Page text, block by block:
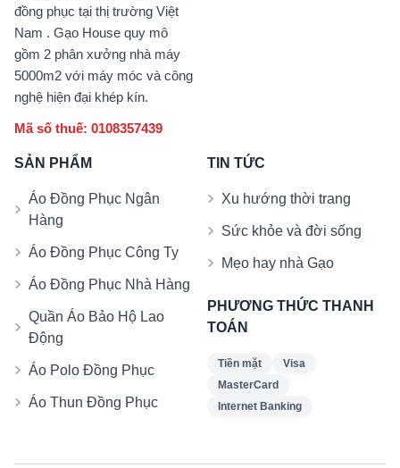
đồng phục tại thị trường Việt
Nam . Gạo House quy mô
gồm 2 phân xưởng nhà máy
5000m2 với máy móc và công
nghệ hiện đại khép kín.
Mã số thuế: 0108357439
SẢN PHẨM
Áo Đồng Phục Ngân
Hàng
Áo Đồng Phục Công Ty
Áo Đồng Phục Nhà Hàng
Quần Áo Bảo Hộ Lao
Động
Áo Polo Đồng Phục
Áo Thun Đồng Phục
TIN TỨC
Xu hướng thời trang
Sức khỏe và đời sống
Mẹo hay nhà Gạo
PHƯƠNG THỨC THANH
TOÁN
Tiền mặt
Visa
MasterCard
Internet Banking